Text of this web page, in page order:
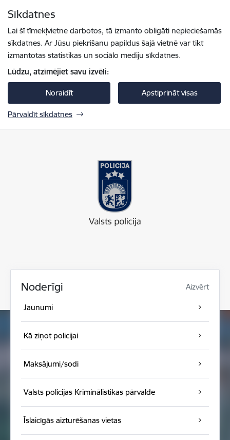
Sīkdatnes
Lai šī tīmekļvietne darbotos, tā izmanto obligāti nepieciešamās
sīkdatnes. Ar Jūsu piekrišanu papildus šajā vietnē var tikt
izmantotas statistikas un sociālo mediju sīkdatnes.
Lūdzu, atzīmējiet savu izvēli:
Noraidīt Apstiprināt visas
Pārvaldīt sīkdatnes
Noderīgi Aizvērt
Jaunumi
Kā ziņot policijai
Maksājumi/sodi
Valsts policijas Kriminālistikas pārvalde
Īslaicīgās aizturēšanas vietas